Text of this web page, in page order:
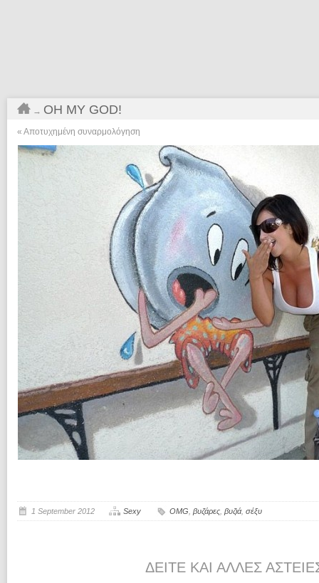
→ OH MY GOD!
« Αποτυχημένη συναρμολόγηση
1 September 2012 Sexy OMG βυζάρες βυζιά, σέξυ
ΔΕΊΤΕ ΚΑΙ ΆΛΛΕΣ